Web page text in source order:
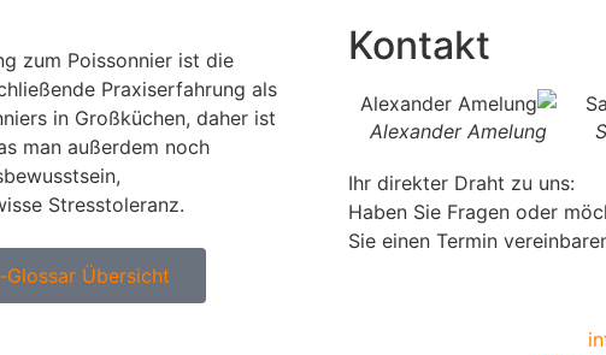
zum Poissonnier ist die
Praxiserfahrung als
in Großküchen, daher ist
man außerdem noch
Stresstoleranz.
Übersicht
Kontakt
Alexander Amelung
Andrea Krohe
Ihr direkter Draht zu uns:
Haben Sie Fragen oder
Sie einen Termin